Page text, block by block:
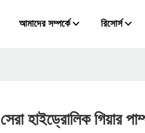
আমাদের সম্পর্কে রিসোর্স
সেরা হাইড্রোলিক গিয়ার